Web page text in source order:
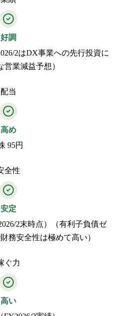
好調
2はDX事業への先行投資に
営業減益予想）
配当
高め
95円
全性
安定
2末時点）（有利子負債ゼ
務安全性は極めて高い）
ぐ力
高い